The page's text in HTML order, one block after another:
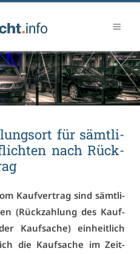
für sämt­li­
nach Rück­
Kauf­ver­trag sind sämt­li­
(Rück­zah­lung des Kauf­
Kauf­sa­che) ein­heit­lich
die Kauf­sa­che im Zeit­